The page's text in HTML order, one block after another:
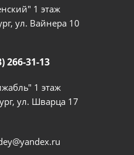
1 этаж
ул. Вайнера 10
266-31-13
1 этаж
ул. Шварца 17